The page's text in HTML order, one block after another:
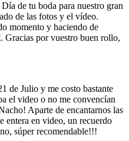
de tu boda para nuestro gran
de las fotos y el vídeo.
momento y haciendo de
Gracias por vuestro buen rollo,
de Julio y me costo bastante
el video o no me convencían
Aparte de encantarnos las
entera en video, un recuerdo
súper recomendable!!!